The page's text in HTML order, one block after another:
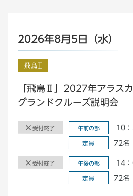
2026年8月5日（水）
「飛鳥Ⅱ」2027年アラス
グランドクルーズ説明会
受付終了 午前の部 10
定員 72名
受付終了 午後の部 14
定員 72名